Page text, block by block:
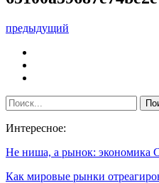
предыдущий
Интересное:
Не ниша, а рынок: экономика
Как мировые рынки